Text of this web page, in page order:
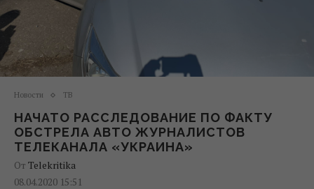
Новости ТВ
НАЧАТО РАССЛЕДОВАНИЕ ПО ФАКТУ
ОБСТРЕЛА АВТО ЖУРНАЛИСТОВ
ТЕЛЕКАНАЛА «УКРАИНА»
От Telekritika
08.04.2020 15:51